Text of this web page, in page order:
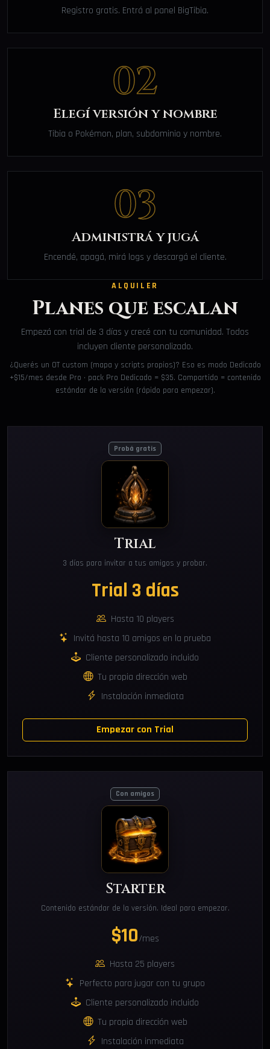
Registro gratis. Entrá al panel BigTibia.
02
Elegí versión y nombre
Tibia o Pokémon, plan, subdominio y nombre.
03
Administrá y jugá
Encendé, apagá, mirá logs y descargá el cliente.
ALQUILER
Planes que escalan
Empezá con trial de 3 días y crecé con tu comunidad. Todos
incluyen cliente personalizado.
¿Querés un OT custom (mapa y scripts propios)? Eso es modo Dedicado
+$15/mes desde Pro · pack Pro Dedicado = $35. Compartido = contenido
estándar de la versión (rápido para empezar).
Probá gratis
Trial
3 días para invitar a tus amigos y probar.
Trial 3 días
Hasta 10 players
Invitá hasta 10 amigos en la prueba
Cliente personalizado incluido
Tu propia dirección web
Instalación inmediata
Empezar con Trial
Con amigos
Starter
Contenido estándar de la versión. Ideal para empezar.
$10/mes
Hasta 25 players
Perfecto para jugar con tu grupo
Cliente personalizado incluido
Tu propia dirección web
Instalación inmediata